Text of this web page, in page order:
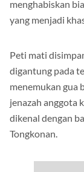
menghabiskan
yang menjadi
Peti mati
digantung pada
menemukan gua
jenazah anggota
dikenal dengan
Tongkonan.